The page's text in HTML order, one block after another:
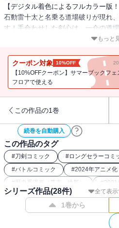
【デジタル着色によるフルカラー版
石動雷十太と名乗る道場破りが現れ
す！手合わせした剣心は、一介の道
を抱く。雷十太の真の目的とは…!?
もっと
クーポン対象 10%OFF
【10%OFFクーポン】サマーブックフ
フロアで使える
この作品の1巻
続巻を自動購入
この作品のタグ
#刀剣コミック #ロングセラーコミ
#バトルコミック #2024年アニメ化
# 歴史系漫画（幕末・維新） #2021
#2023年アニメ化 #るろうに剣心関
歴史漫画 #
フルカラーコミック（
#
全て表示
シリーズ作品(28件)
1巻から